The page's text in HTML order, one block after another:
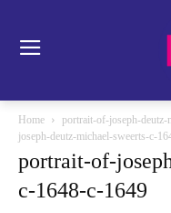
Home portrait-of-joseph-
joseph-deutz-michael-sweerts-c-
portrait-of-
c-1648-c-1649